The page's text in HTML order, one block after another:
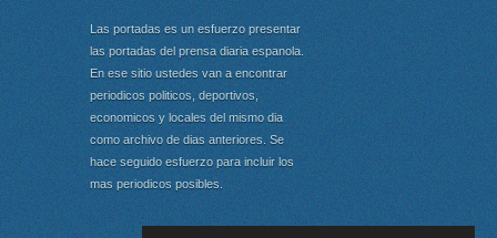
Las portadas es un esfuerzo presentar
las portadas del prensa diaria espanola.
En ese sitio ustedes van a encontrar
periodicos politicos, deportivos,
economicos y locales del mismo dia
como archivo de dias anteriores. Se
hace seguido esfuerzo para incluir los
mas periodicos posibles.